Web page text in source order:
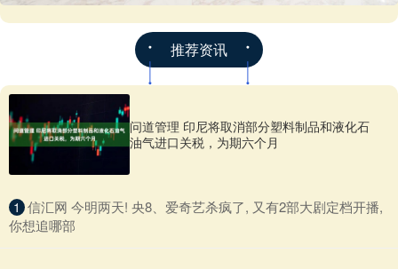
推荐资讯
问道管理 印尼将取消部分塑料制品和液化石
油气进口关税，为期六个月
1 ​信汇网 今明两天! 央8、爱奇艺杀疯了, 又有2部大剧定档开播,
你想追哪部